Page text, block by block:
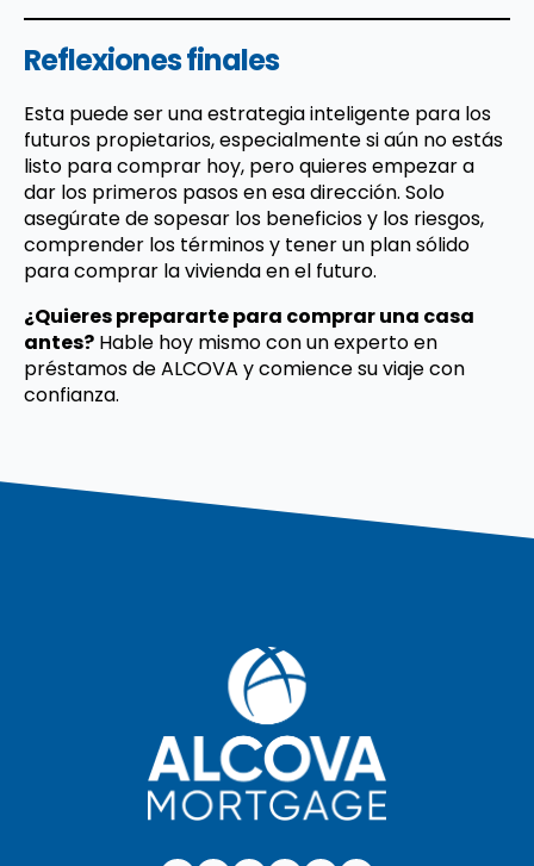
Reflexiones finales
Esta puede ser una estrategia inteligente para los
futuros propietarios, especialmente si aún no estás
listo para comprar hoy, pero quieres empezar a
dar los primeros pasos en esa dirección. Solo
asegúrate de sopesar los beneficios y los riesgos,
comprender los términos y tener un plan sólido
para comprar la vivienda en el futuro.
¿Quieres prepararte para comprar una casa
antes? Hable hoy mismo con un experto en
préstamos de ALCOVA y comience su viaje con
confianza.